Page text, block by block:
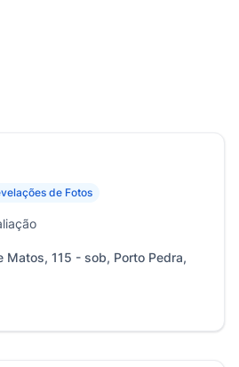
de Fotos
Matos, 115 - sob, Porto Pedra,